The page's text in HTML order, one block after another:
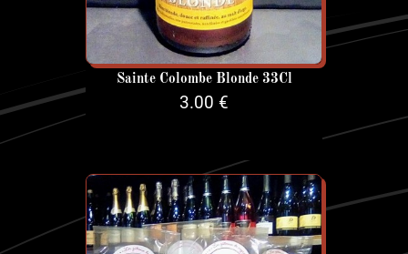
Sainte Colombe Blonde 33Cl
3.00 €